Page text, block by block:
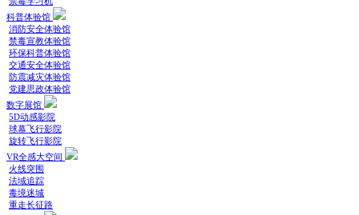
科普体验馆
消防安全体验馆
禁毒宣教体验馆
环保科普体验馆
交通安全体验馆
防震减灾体验馆
党建思政体验馆
数字展馆
5D动感影院
球幕飞行影院
旋转飞行影院
VR全感大空间
火线突围
法域追踪
毒境迷城
重走长征路